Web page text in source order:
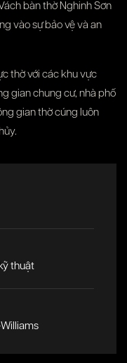
bàn thờ Nghinh Sơn
vào sự bảo vệ và an
thờ với các khu vực
gian chung cư, nhà phố
gian thờ cúng luôn
thuật